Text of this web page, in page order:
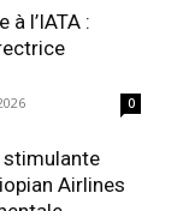
l’IATA :
0
stimulante
Airlines